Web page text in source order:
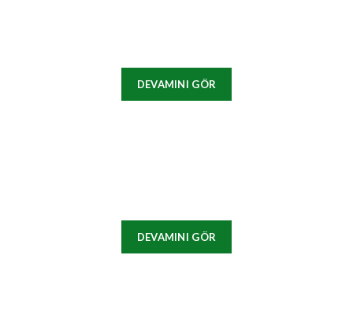
DEVAMINI GÖR
DEVAMINI GÖR